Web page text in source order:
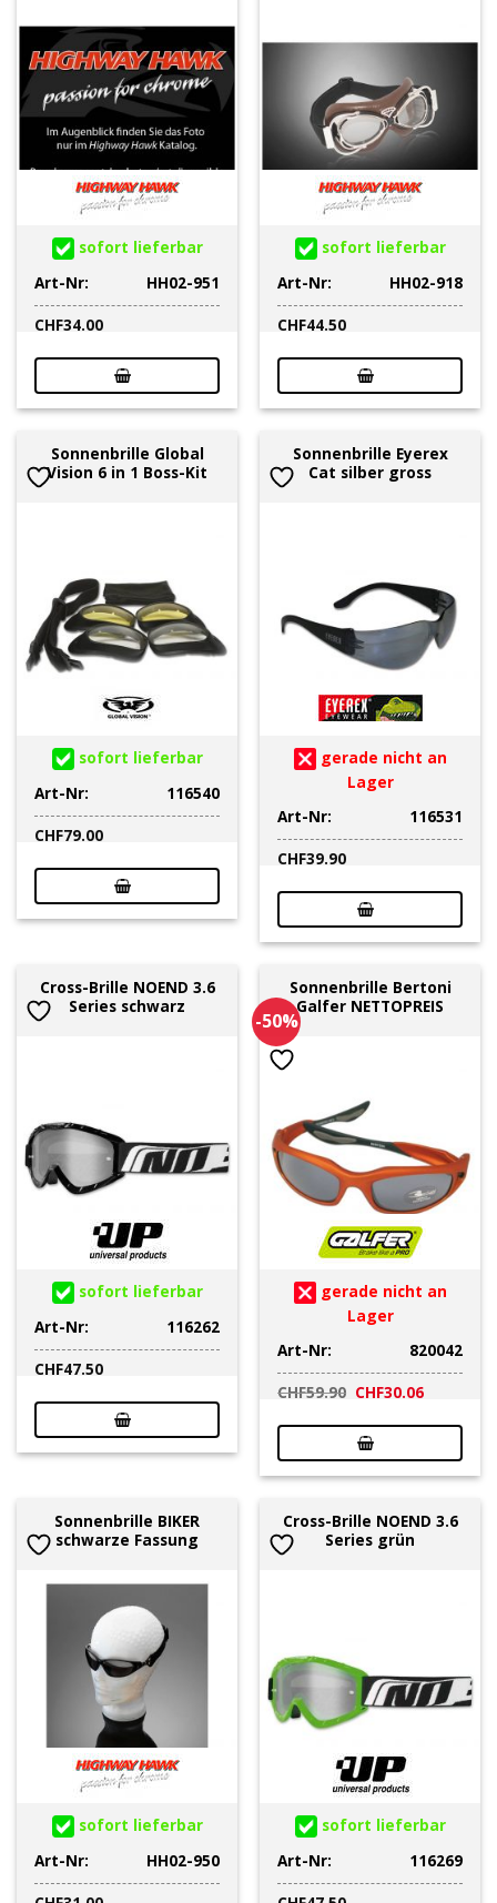
sofort lieferbar
Art-Nr:
HH02-951
CHF34.00
sofort lieferbar
Art-Nr:
HH02-918
CHF44.50
Sonnenbrille Global
Vision 6 in 1 Boss-Kit
sofort lieferbar
Art-Nr:
116540
CHF79.00
Sonnenbrille Eyerex
Cat silber gross
gerade nicht an
Lager
Art-Nr:
116531
CHF39.90
Cross-Brille NOEND 3.6
Series schwarz
sofort lieferbar
Art-Nr:
116262
CHF47.50
-50%
Sonnenbrille Bertoni
Galfer NETTOPREIS
gerade nicht an
Lager
Art-Nr:
820042
CHF59.90 Ursprünglicher
war:
CHF59.90
CHF30.06Aktueller
ist:
CHF30.06.
Sonnenbrille BIKER
schwarze Fassung
sofort lieferbar
Art-Nr:
HH02-950
Cross-Brille NOEND 3.6
Series grün
sofort lieferbar
Art-Nr:
116269